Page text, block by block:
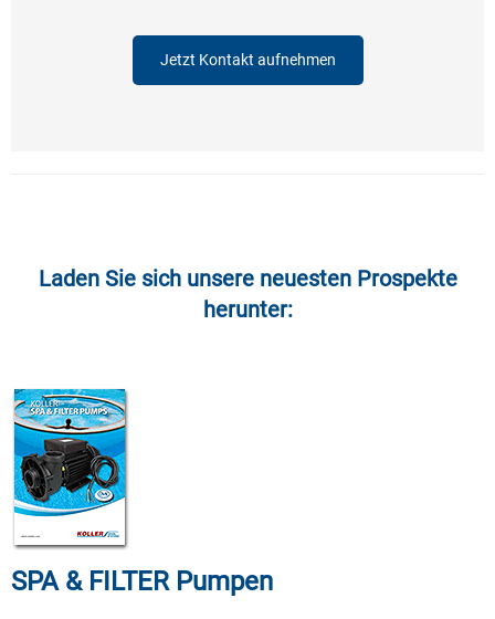
Jetzt Kontakt aufnehmen
Laden Sie sich unsere neuesten Prospekte
herunter:
SPA & FILTER Pumpen